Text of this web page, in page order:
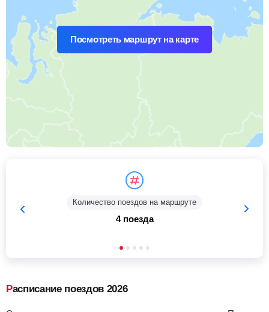
Посмотреть маршрут на карте
Количество поездов на маршруте
4 поезда
Расписание поездов 2026